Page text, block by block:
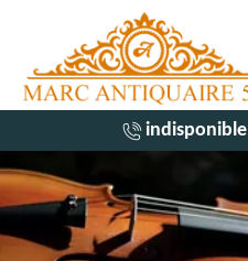
indisponible